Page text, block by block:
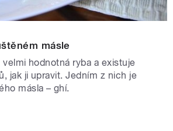
másle
hodnotná ryba a existuje
jak ji upravit. Jedním z nich je
másla – ghí.